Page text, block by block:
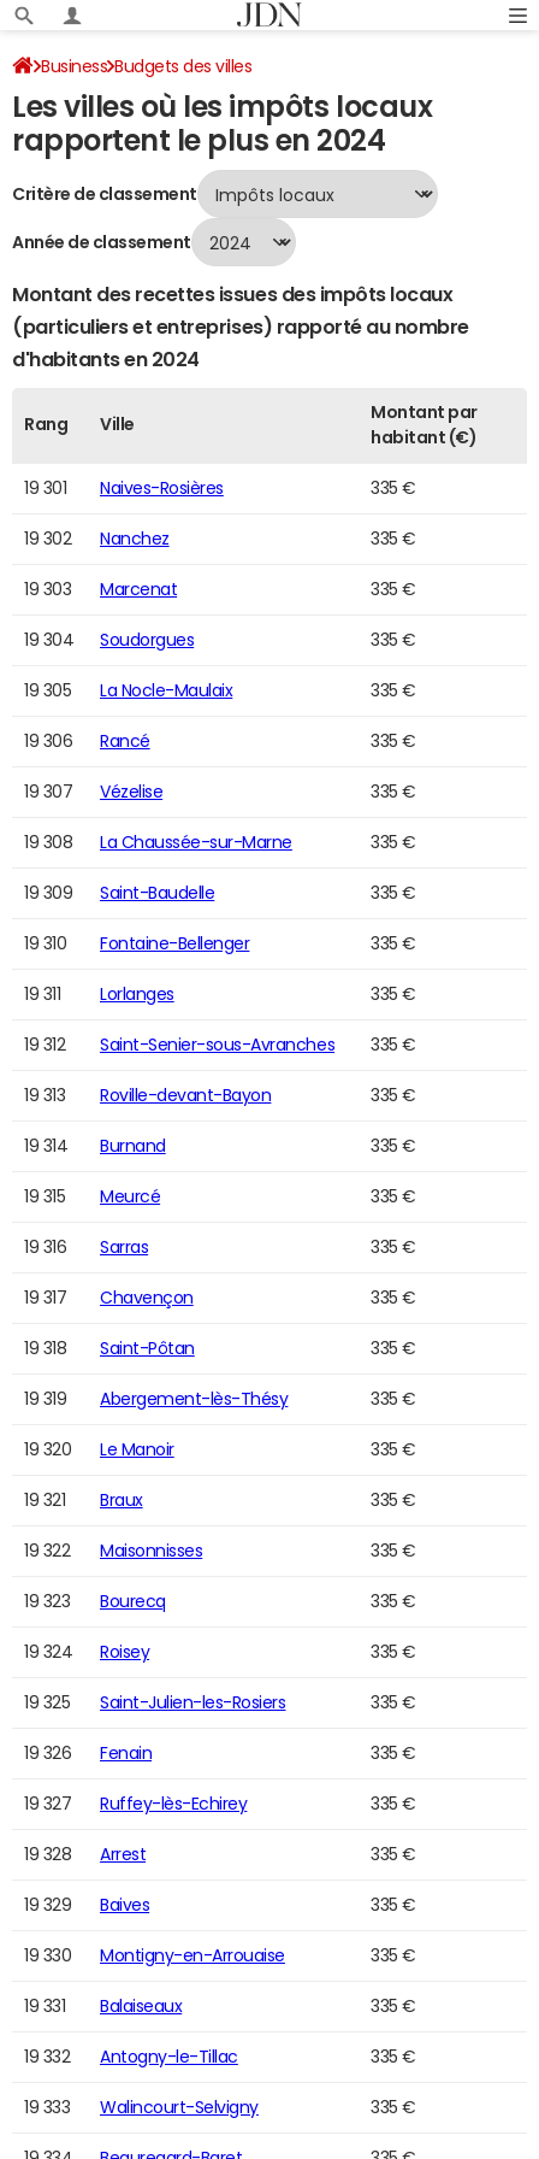
Business Budgets des villes
Classement 2024 des villes par impôts locaux Page 387
Les villes où les impôts locaux
rapportent le plus en 2024
Critère de classement
Année de classement
Montant des recettes issues des impôts locaux
(particuliers et entreprises) rapporté au nombre
d'habitants en 2024
Rang Ville
Montant par
habitant (€)
19 301 Naives-Rosières 335 €
19 302 Nanchez 335 €
19 303 Marcenat 335 €
19 304 Soudorgues 335 €
19 305 La Nocle-Maulaix 335 €
19 306 Rancé 335 €
19 307 Vézelise 335 €
19 308 La Chaussée-sur-Marne 335 €
19 309 Saint-Baudelle 335 €
19 310 Fontaine-Bellenger 335 €
19 311 Lorlanges 335 €
19 312 Saint-Senier-sous-Avranches 335 €
19 313 Roville-devant-Bayon 335 €
19 314 Burnand 335 €
19 315 Meurcé 335 €
19 316 Sarras 335 €
19 317 Chavençon 335 €
19 318 Saint-Pôtan 335 €
19 319 Abergement-lès-Thésy 335 €
19 320 Le Manoir 335 €
19 321 Braux 335 €
19 322 Maisonnisses 335 €
19 323 Bourecq 335 €
19 324 Roisey 335 €
19 325 Saint-Julien-les-Rosiers 335 €
19 326 Fenain 335 €
19 327 Ruffey-lès-Echirey 335 €
19 328 Arrest 335 €
19 329 Baives 335 €
19 330 Montigny-en-Arrouaise 335 €
19 331 Balaiseaux 335 €
19 332 Antogny-le-Tillac 335 €
19 333 Walincourt-Selvigny 335 €